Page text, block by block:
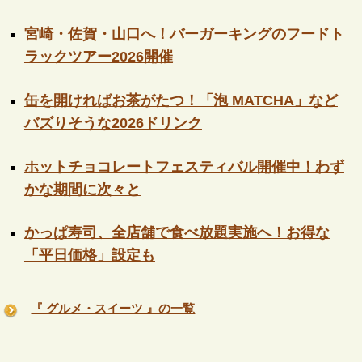
宮崎・佐賀・山口へ！バーガーキングのフードト
ラックツアー2026開催
缶を開ければお茶がたつ！「泡 MATCHA」など
バズりそうな2026ドリンク
ホットチョコレートフェスティバル開催中！わず
かな期間に次々と
かっぱ寿司、全店舗で食べ放題実施へ！お得な
「平日価格」設定も
『 グルメ・スイーツ 』の一覧